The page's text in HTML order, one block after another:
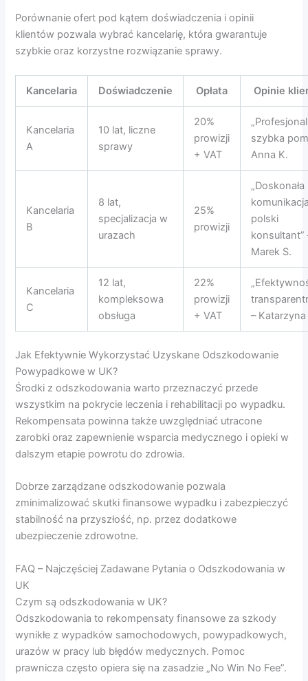
Porównanie ofert pod kątem doświadczenia i opinii
klientów pozwala wybrać kancelarię, która gwarantuje
szybkie oraz korzystne rozwiązanie sprawy.
Kancelaria Doświadczenie Opłata Opinie
Kancelaria
A
10 lat, liczne
sprawy
20%
prowizji
+ VAT
szybka
Anna K.
Kancelaria
B
8 lat,
specjalizacja w
urazach
25%
prowizji
„Doskonała
polski
konsultant”
Marek S.
Kancelaria
C
12 lat,
kompleksowa
obsługa
22%
prowizji
+ VAT
– Katarzyna
Jak Efektywnie Wykorzystać Uzyskane Odszkodowanie
Powypadkowe w UK?
Środki z odszkodowania warto przeznaczyć przede
wszystkim na pokrycie leczenia i rehabilitacji po wypadku.
Rekompensata powinna także uwzględniać utracone
zarobki oraz zapewnienie wsparcia medycznego i opieki w
dalszym etapie powrotu do zdrowia.
Dobrze zarządzane odszkodowanie pozwala
zminimalizować skutki finansowe wypadku i zabezpieczyć
stabilność na przyszłość, np. przez dodatkowe
ubezpieczenie zdrowotne.
FAQ – Najczęściej Zadawane Pytania o Odszkodowania w
UK
Czym są odszkodowania w UK?
Odszkodowania to rekompensaty finansowe za szkody
wynikłe z wypadków samochodowych, powypadkowych,
urazów w pracy lub błędów medycznych. Pomoc
prawnicza często opiera się na zasadzie „No Win No Fee”.